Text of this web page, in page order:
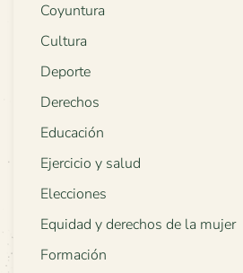
Coyuntura
Cultura
Deporte
Derechos
Educación
Ejercicio y salud
Elecciones
Equidad y derechos de la mujer
Formación